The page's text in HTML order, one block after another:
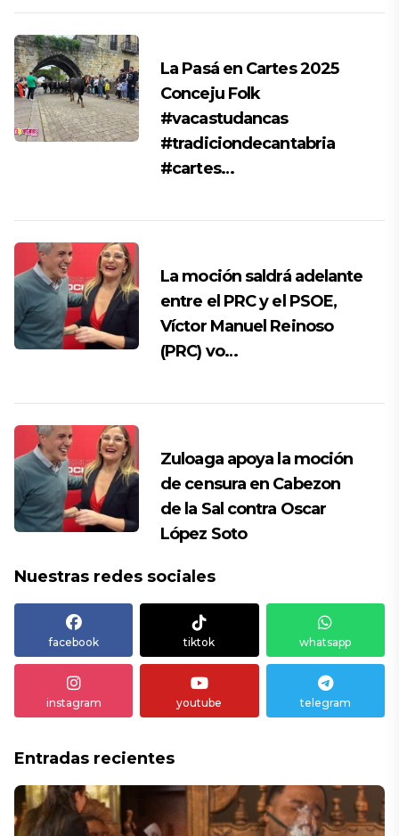
La Pasá en Cartes 2025
Conceju Folk
#vacastudancas
#tradiciondecantabria
#cartes…
La moción saldrá adelante
entre el PRC y el PSOE,
Víctor Manuel Reinoso
(PRC) vo…
Zuloaga apoya la moción
de censura en Cabezon
de la Sal contra Oscar
López Soto
Nuestras redes sociales
facebook tiktok whatsapp
instagram youtube telegram
Entradas recientes